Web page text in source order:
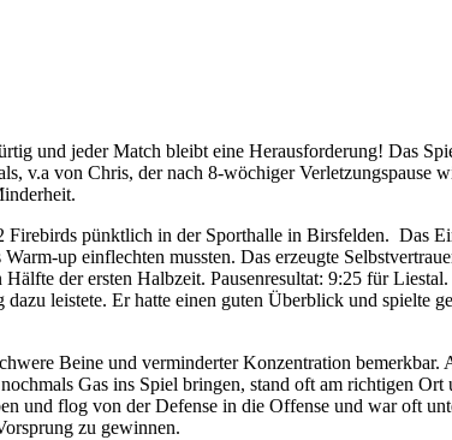
und jeder Match bleibt eine Herausforderung! Das
v.a von Chris, der nach 8-wöchiger Verletzungspause
pünktlich in der Sporthalle in Birsfelden. Das
up einflechten mussten. Das erzeugte
der ersten Halbzeit. Pausenresultat: 9:25 für
leistete. Er hatte einen guten Überblick und spielte
Beine und verminderter Konzentration
Gas ins Spiel bringen, stand oft am richtigen
und flog von der Defense in die Offense und war oft
zu gewinnen.